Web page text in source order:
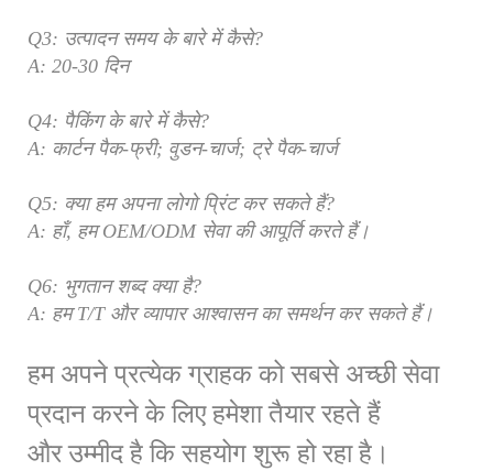
Q3: उत्पादन समय के बारे में कैसे?
A: 20-30 दिन
Q4: पैकिंग के बारे में कैसे?
A: कार्टन पैक-फ्री; वुडन-चार्ज; ट्रे पैक-चार्ज
Q5: क्या हम अपना लोगो प्रिंट कर सकते हैं?
A: हाँ, हम OEM/ODM सेवा की आपूर्ति करते हैं।
Q6: भुगतान शब्द क्या है?
A: हम T/T और व्यापार आश्वासन का समर्थन कर सकते हैं।
हम अपने प्रत्येक ग्राहक को सबसे अच्छी सेवा
प्रदान करने के लिए हमेशा तैयार रहते हैं
और उम्मीद है कि सहयोग शुरू हो रहा है।